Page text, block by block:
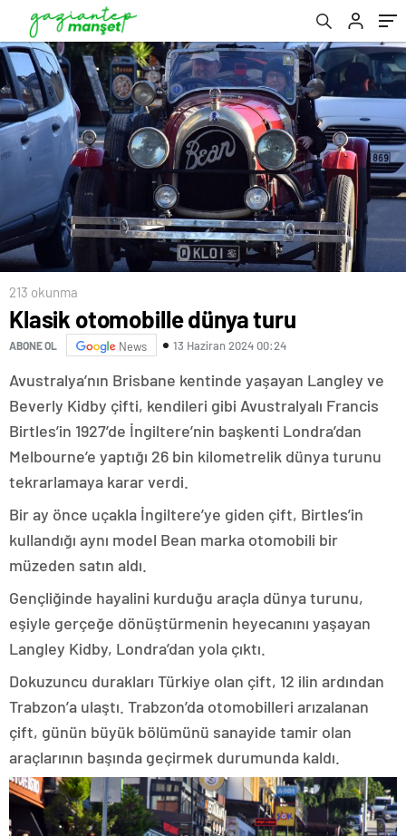
213 okunma
Klasik otomobille dünya turu
ABONE OL News 13 Haziran 2024 00:24
Avustralya’nın Brisbane kentinde yaşayan Langley ve
Beverly Kidby çifti, kendileri gibi Avustralyalı Francis
Birtles’in 1927’de İngiltere’nin başkenti Londra’dan
Melbourne’e yaptığı 26 bin kilometrelik dünya turunu
tekrarlamaya karar verdi.
Bir ay önce uçakla İngiltere’ye giden çift, Birtles’in
kullandığı aynı model Bean marka otomobili bir
müzeden satın aldı.
Gençliğinde hayalini kurduğu araçla dünya turunu,
eşiyle gerçeğe dönüştürmenin heyecanını yaşayan
Langley Kidby, Londra’dan yola çıktı.
Dokuzuncu durakları Türkiye olan çift, 12 ilin ardından
Trabzon’a ulaştı. Trabzon’da otomobilleri arızalanan
çift, günün büyük bölümünü sanayide tamir olan
araçlarının başında geçirmek durumunda kaldı.